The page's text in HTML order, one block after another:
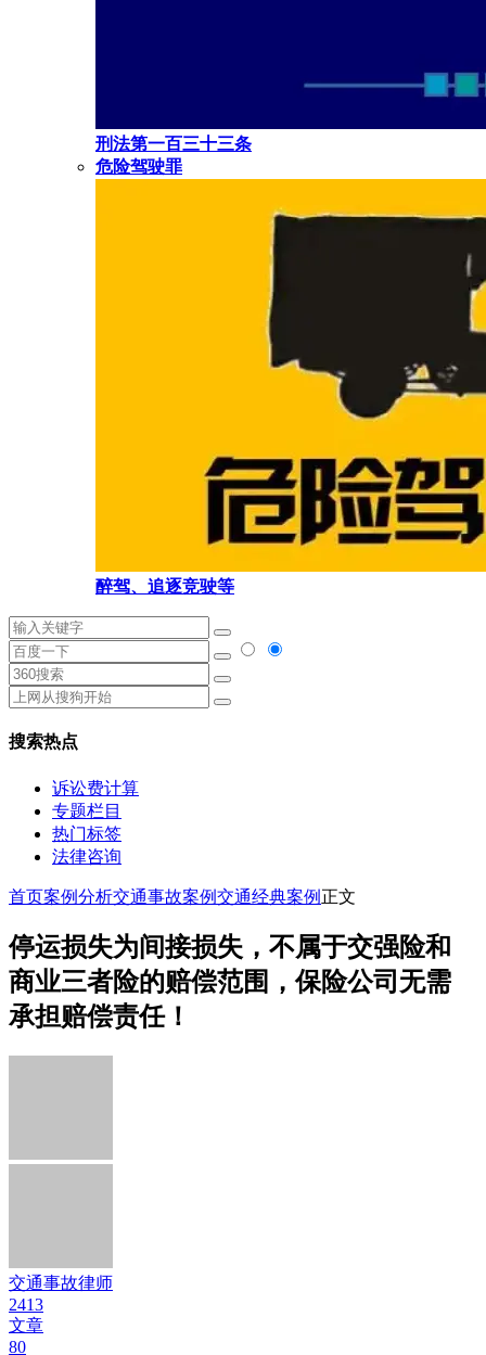
刑法第一百三十三条
危险驾驶罪
醉驾、追逐竞驶等
搜索热点
诉讼费计算
专题栏目
热门标签
法律咨询
首页案例分析交通事故案例交通经典案例 正文
停运损失为间接损失，不属于交强险和
商业三者险的赔偿范围，保险公司无需
承担赔偿责任！
交通事故律师
2413
文章
80